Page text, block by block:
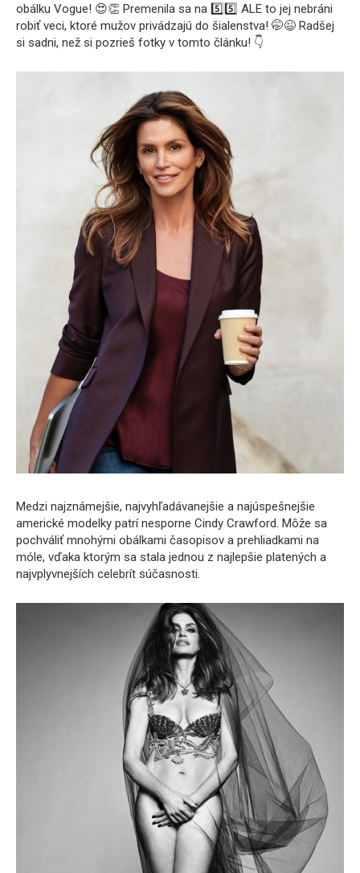
obálku Vogue! 😍👏 Premenila sa na 5️⃣5️⃣ ALE to jej nebráni
robiť veci, ktoré mužov privádzajú do šialenstva! 🤭😉 Radšej
si sadni, než si pozrieš fotky v tomto článku! 👇
Medzi najznámejšie, najvyhľadávanejšie a najúspešnejšie
americké modelky patrí nesporne Cindy Crawford. Môže sa
pochváliť mnohými obálkami časopisov a prehliadkami na
móle, vďaka ktorým sa stala jednou z najlepšie platených a
najvplyvnejších celebrít súčasnosti.